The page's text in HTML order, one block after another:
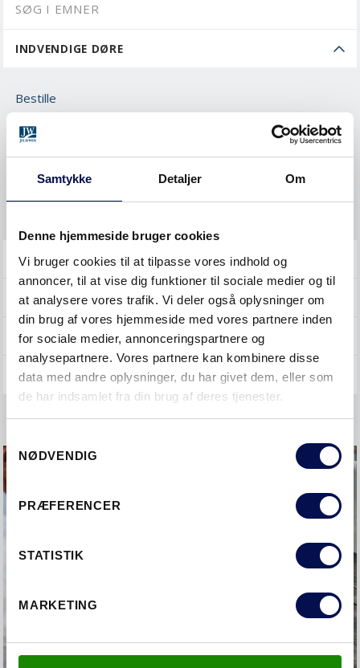
Samtykke Detaljer Om
Denne hjemmeside bruger cookies
Vi bruger cookies til at tilpasse vores indhold og
annoncer, til at vise dig funktioner til sociale medier og til
at analysere vores trafik. Vi deler også oplysninger om
din brug af vores hjemmeside med vores partnere inden
for sociale medier, annonceringspartnere og
analysepartnere. Vores partnere kan kombinere disse
data med andre oplysninger, du har givet dem, eller som
de har indsamlet fra din brug af deres tjenester.
NØDVENDIG
PRÆFERENCER
STATISTIK
MARKETING
SØG I EMNER
INDVENDIGE DØRE
Bestille
Måle
Vedligeholde
SKYDEDØRE
YDERDØRE
GENERELT